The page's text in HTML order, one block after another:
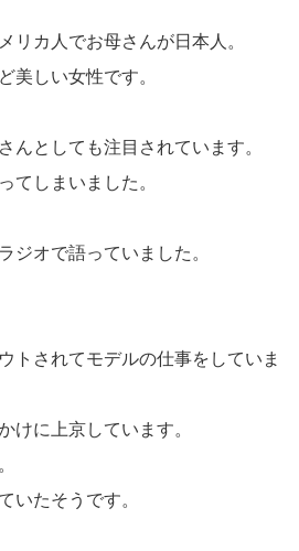
リカ人でお母さんが日本人。
美しい女性です。
んとしても注目されています。
てしまいました。
ジオで語っていました。
トされてモデルの仕事をしていま
けに上京しています。
いたそうです。